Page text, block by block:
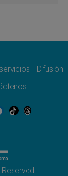
cesa: 300
solo la
Difusión